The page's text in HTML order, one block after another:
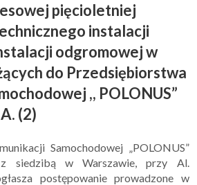
pięcioletniej
instalacji
odgromowej w
do Przedsiębiorstwa
,, POLONUS”
(2)
Samochodowej „POLONUS”
siedzibą w Warszawie, przy Al.
postępowanie prowadzone w